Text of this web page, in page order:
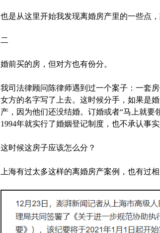
也是从这里开始我发现离婚房产里的一些点
二
婚前买的房，但对方也有份分。
我司法律顾问陈律师遇到过一个案子：一套
女方的名字写了上去。这时候分手，如果是
产，因为他们还没结婚。订婚或者“马上就要
1994年就实行了婚姻登记制度，也不承认事实
这时候这房子应该怎么分？
上海有过太多这样的离婚房产案例，也有过相